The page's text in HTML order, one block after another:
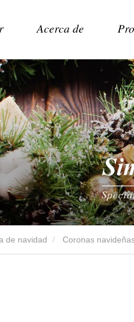
Acerca de
de navidad Coronas